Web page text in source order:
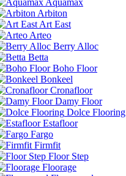
Aquamax
Arbiton
Art East
Arteo
Berry Alloc
Betta
Boho Floor
Bonkeel
Cronafloor
Damy Floor
Dolce Flooring
Estafloor
Fargo
Firmfit
Floor Step
Floorage